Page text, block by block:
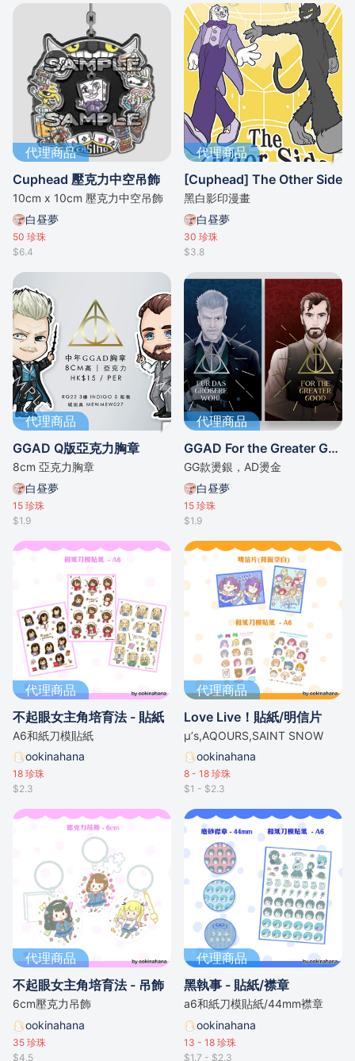
代理商品
Cuphead 壓克力中空吊飾
10cm x 10cm 壓克力中空吊飾
白昼夢
50 珍珠
$6.4
代理商品
[Cuphead] The Other Side
黑白影印漫畫
白昼夢
30 珍珠
$3.8
代理商品
GGAD Q版亞克力胸章
8cm 亞克力胸章
白昼夢
15 珍珠
$1.9
代理商品
GGAD For the Greater Good 燙金銀明信片一組兩款
GG款燙銀，AD燙金
白昼夢
15 珍珠
$1.9
代理商品
不起眼女主角培育法 - 貼紙
A6和紙刀模貼紙
ookinahana
18 珍珠
$2.3
代理商品
Love Live！貼紙/明信片
μ’s,AQOURS,SAINT SNOW
ookinahana
8 - 18 珍珠
$1 - $2.3
代理商品
不起眼女主角培育法 - 吊飾
6cm壓克力吊飾
ookinahana
35 珍珠
$4.5
代理商品
黑執事 - 貼紙/襟章
a6和紙刀模貼紙/44mm襟章
ookinahana
13 - 18 珍珠
$1.7 - $2.3